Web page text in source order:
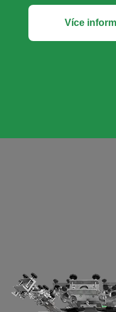
Více